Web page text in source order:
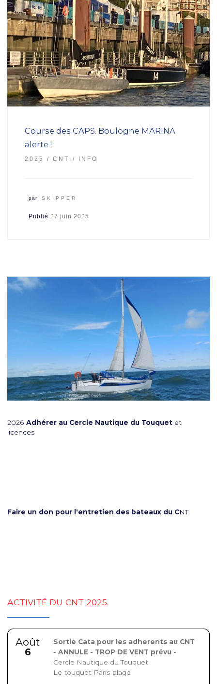
Course des CAPS. Boulogne MARINA
alerte !
2025 CNT INFO
par SKIPPER
Publié27 juin 2025
2026 Adhérer au Cercle Nautique du Touquet et
licences
Faire un don pour l'entretien des bateaux du CNT
ACTIVITÉ DU CNT 2025.
Août
6
Sortie Cata pour les adherents au CNT
- ANNULE - TROP DE VENT prévu -
Cercle Nautique du Touquet
Le touquet Paris plage